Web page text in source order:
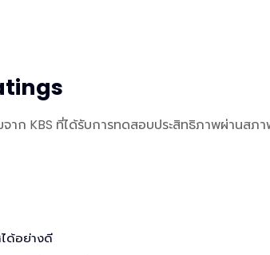
าก KBS ที่ได้รับการทดสอบประสิทธิภาพผ่านสภ
ด้อย่างดี